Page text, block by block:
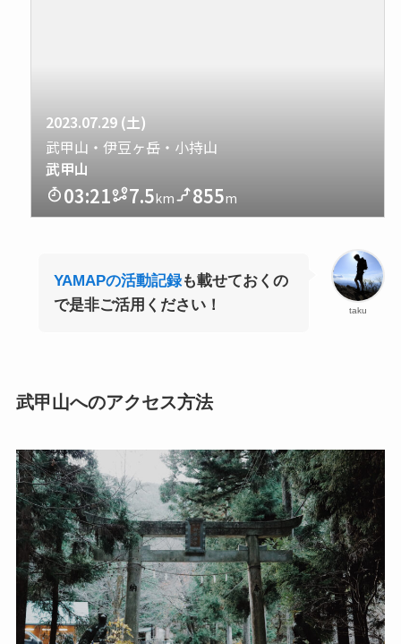
taku
YAMAPの活動記録も載せておくの
で是非ご活用ください！
武甲山へのアクセス方法